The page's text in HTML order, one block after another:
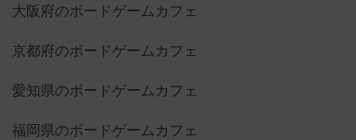
大阪府のボードゲームカフェ
京都府のボードゲームカフェ
愛知県のボードゲームカフェ
福岡県のボードゲームカフェ